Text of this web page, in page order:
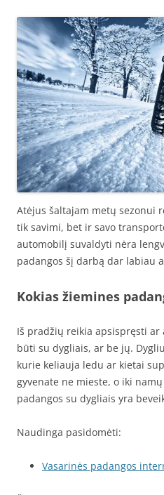
Atėjus šaltajam metų sezonui
tik savimi, bet ir savo
automobilį suvaldyti nėra
padangos šį darbą dar labiau
Kokias žiemines
Iš pradžių reikia apsispręsti
būti su dygliais, ar be jų.
kurie keliauja ledu ar kietai
gyvenate ne mieste, o iki
padangos su dygliais yra
Naudinga pasidomėti:
Vasarinės padangos